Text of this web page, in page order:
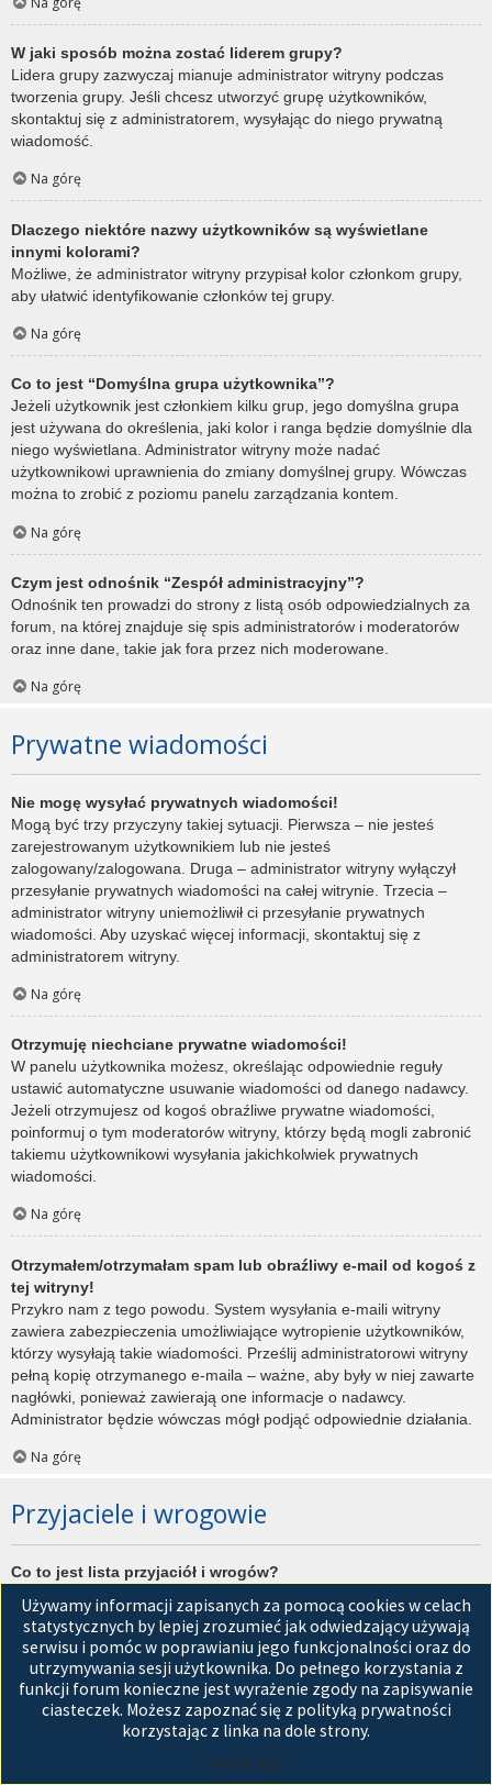
W jaki sposób można zostać liderem grupy?
Lidera grupy zazwyczaj mianuje administrator witryny podczas
tworzenia grupy. Jeśli chcesz utworzyć grupę użytkowników,
skontaktuj się z administratorem, wysyłając do niego prywatną
wiadomość.
Na górę
Dlaczego niektóre nazwy użytkowników są wyświetlane
innymi kolorami?
Możliwe, że administrator witryny przypisał kolor członkom grupy,
aby ułatwić identyfikowanie członków tej grupy.
Na górę
Co to jest “Domyślna grupa użytkownika”?
Jeżeli użytkownik jest członkiem kilku grup, jego domyślna grupa
jest używana do określenia, jaki kolor i ranga będzie domyślnie dla
niego wyświetlana. Administrator witryny może nadać
użytkownikowi uprawnienia do zmiany domyślnej grupy. Wówczas
można to zrobić z poziomu panelu zarządzania kontem.
Na górę
Czym jest odnośnik “Zespół administracyjny”?
Odnośnik ten prowadzi do strony z listą osób odpowiedzialnych za
forum, na której znajduje się spis administratorów i moderatorów
oraz inne dane, takie jak fora przez nich moderowane.
Na górę
Prywatne wiadomości
Nie mogę wysyłać prywatnych wiadomości!
Mogą być trzy przyczyny takiej sytuacji. Pierwsza – nie jesteś
zarejestrowanym użytkownikiem lub nie jesteś
zalogowany/zalogowana. Druga – administrator witryny wyłączył
przesyłanie prywatnych wiadomości na całej witrynie. Trzecia –
administrator witryny uniemożliwił ci przesyłanie prywatnych
wiadomości. Aby uzyskać więcej informacji, skontaktuj się z
administratorem witryny.
Na górę
Otrzymuję niechciane prywatne wiadomości!
W panelu użytkownika możesz, określając odpowiednie reguły
ustawić automatyczne usuwanie wiadomości od danego nadawcy.
Jeżeli otrzymujesz od kogoś obraźliwe prywatne wiadomości,
poinformuj o tym moderatorów witryny, którzy będą mogli zabronić
takiemu użytkownikowi wysyłania jakichkolwiek prywatnych
wiadomości.
Na górę
Otrzymałem/otrzymałam spam lub obraźliwy e-mail od kogoś z
tej witryny!
Przykro nam z tego powodu. System wysyłania e-maili witryny
zawiera zabezpieczenia umożliwiające wytropienie użytkowników,
którzy wysyłają takie wiadomości. Prześlij administratorowi witryny
pełną kopię otrzymanego e-maila – ważne, aby były w niej zawarte
nagłówki, ponieważ zawierają one informacje o nadawcy.
Administrator będzie wówczas mógł podjąć odpowiednie działania.
Na górę
Przyjaciele i wrogowie
Co to jest lista przyjaciół i wrogów?
użytkowników witryny. Użytkownicy dodani do listy przyjaciół będą
wyświetleni na karciePrzyjacieleznajdującej się w panelu
zarządzania kontem. Z tego poziomu można szybko sprawdzić ich
status, a także wysłać prywatną wiadomość. Zależnie od
używanego stylu witryny, posty tych użytkowników mogą być
wyróżniane. Jeśli użytkownik zostanie dodany do listy wrogów,
Używamy informacji zapisanych za pomocą cookies w celach
statystycznych by lepiej zrozumieć jak odwiedzający używają
serwisu i pomóc w poprawianiu jego funkcjonalności oraz do
utrzymywania sesji użytkownika. Do pełnego korzystania z
funkcji forum konieczne jest wyrażenie zgody na zapisywanie
ciasteczek. Możesz zapoznać się z polityką prywatności
korzystając z linka na dole strony.
Akceptuję